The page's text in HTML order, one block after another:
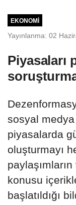
EKONOMI
Yayınlanma: 02
Piyasaları
sosyal
piyasalarda
oluşturmayı
konusu
başlatıldığı